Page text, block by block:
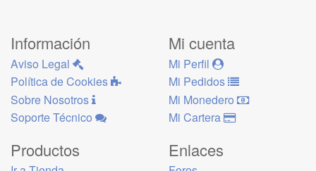
Información
Aviso Legal
Política de Cookies
Sobre Nosotros
Soporte Técnico
Mi cuenta
Mi Perfil
Mi Pedidos
Mi Monedero
Mi Cartera
Productos Enlaces